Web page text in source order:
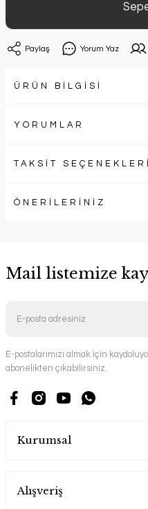
Paylaş Yorum Yaz
ÜRÜN BİLGİSİ
YORUMLAR
TAKSİT SEÇENEKLERİ
ÖNERİLERİNİZ
Mail listemize
E-postalarımızı almak için
abonelikten çıkabilirsiniz.
Kurumsal
Alışveriş